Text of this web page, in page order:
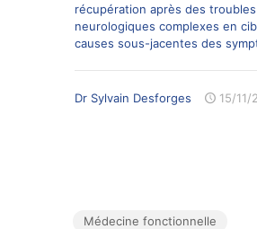
récupération après des troubles
neurologiques complexes en
causes sous-jacentes des
Dr Sylvain Desforges 15/11/
Médecine fonctionnelle